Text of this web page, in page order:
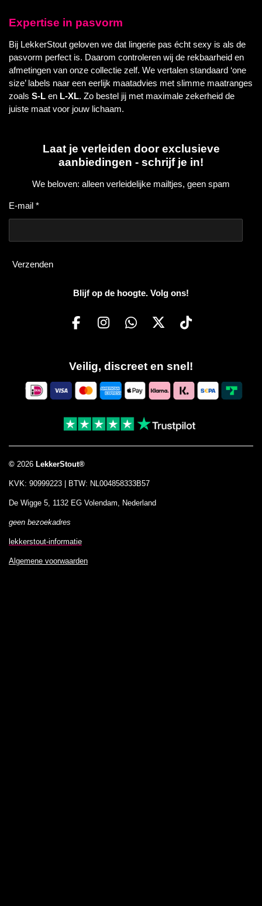
Expertise in pasvorm
Bij LekkerStout geloven we dat lingerie pas écht sexy is als de
pasvorm perfect is. Daarom controleren wij de rekbaarheid en
afmetingen van onze collectie zelf. We vertalen standaard ‘one
size’ labels naar een eerlijk maatadvies met slimme maatranges
zoals S-L en L-XL. Zo bestel jij met maximale zekerheid de
juiste maat voor jouw lichaam.
Laat je verleiden door exclusieve
aanbiedingen - schrijf je in!
We beloven: alleen verleidelijke mailtjes, geen spam
E-mail *
Verzenden
Blijf op de hoogte. Volg ons!
F
e
b
o
k
I
t
a
g
a
m
W
t
s
A
p
X
T
T
o
k
Veilig, discreet en snel!
© 2026 LekkerStout®
KVK: 90999223 | BTW: NL004858333B57
De Wigge 5, 1132 EG Volendam, Nederland
geen bezoekadres
lekkerstout-informatie
Algemene voorwaarden